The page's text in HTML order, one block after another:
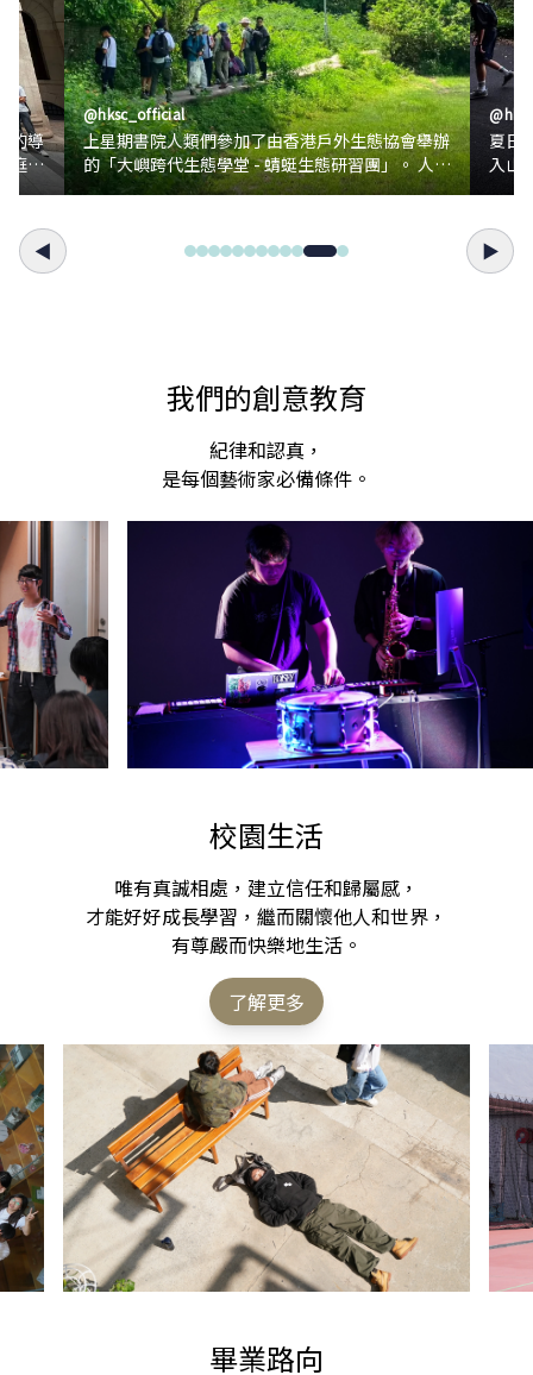
的導
庭及
，參
，獲
@hksc_official
上星期書院人類們參加了由香港戶外生態協會舉辦
的「大嶼跨代生態學堂 - 蜻蜓生態研習團」。 人類
（包括家長）在導賞員的帶領下，親眼在梅窩見識
蜓會食蚊，在水中生活的幼蟲亦會以蚊子幼蟲為食
下的河溪裡面泡水。可愛呆萌的樣子彷彿也為大家
消去一點暑氣。 生物攝影：2G吳子朗
@
夏日
入山
坳士
汽水的時候。 穿
◀ ▶
我們的創意教育
紀律和認真，
是每個藝術家必備條件。
校園生活
唯有真誠相處，建立信任和歸屬感，
才能好好成長學習，繼而關懷他人和世界，
有尊嚴而快樂地生活。
了解更多
畢業路向